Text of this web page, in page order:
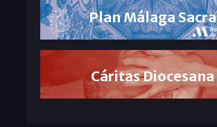
Plan Málaga Sacra
Cáritas Diocesana